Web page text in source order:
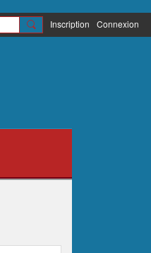
Inscription Connexion